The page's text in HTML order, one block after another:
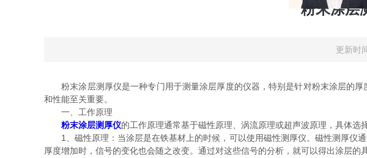
粉末涂层
更新时
粉末涂层测厚仪是一种专门用于测量涂层厚度的仪器，特别是针对粉末涂层的厚
和性能至关重要。
一、工作原理
粉末涂层测厚仪的工作原理通常基于磁性原理、涡流原理或超声波原理，具体选
1、磁性原理：当涂层是在铁基材上的时候，可以使用磁性测厚仪。磁性测厚仪通
厚度增加时，信号的变化也会随之改变。通过对这些信号的分析，就可以得出涂层的